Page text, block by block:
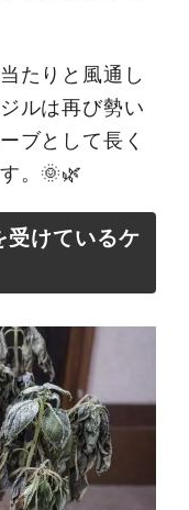
たりと風通し
ルは再び勢い
ブとして長く
。🌞🌿
受けているケ